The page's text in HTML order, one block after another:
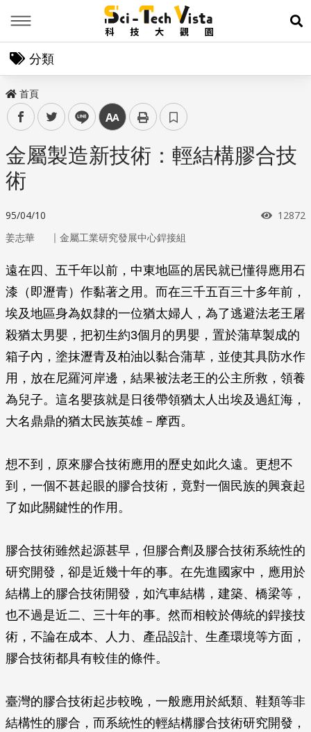
展
分類
首頁
facebooktwitter line 中
金屬製造新技術：輕結構膠合技
術
95/04/10 瀏覽次
12872
姜志華 ｜ 金屬工業研究發展中心銲接組
遠在四、五千年以前，中東地區的居民就已懂得應用石
漆（即瀝青）作黏著之用。而在三千五百三十多年前，
埃及地區身為奴隸的一位猶太婦人，為了逃避法老王屠
殺猶太男嬰，把初生約3個月的男嬰，置於蒲草製成的
箱子內，塗抹瀝青及柏油以黏合蒲草，並使其具防水作
用，放在尼羅河岸邊，結果被法老王的公主所救，領養
為兒子。這名嬰孩就是日後帶領猶太人出埃及過紅海，
大名鼎鼎的猶太民族英雄－摩西。
想不到，原來膠合技術應用的歷史如此久遠。更想不
到，一個不甚起眼的膠合技術，竟對一個民族的興衰起
了如此關鍵性的作用。
膠合技術雖然起源甚早，但膠合劑及膠合技術系統性的
研究開發，卻是近幾十年的事。在先進國家中，應用於
結構上的膠合技術開發，如汽車結構，建築、橋梁等，
也不過是近二、三十年的事。然而相較於傳統的銲接技
術，不論在成本、人力、產品設計、生產環境等方面，
膠合技術都具有較佳的條件。
臺灣的膠合技術起步較晚，一般應用於紙類、鞋類等非
結構性的膠合，而系統性的輕結構膠合技術研究開發，